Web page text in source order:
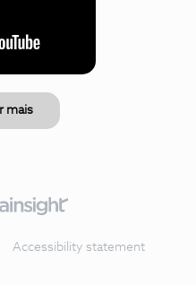
mais
Accessibility statement